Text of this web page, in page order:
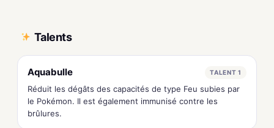
Talents
Aquabulle TALENT 1
Réduit les dégâts des capacités de type Feu subies par
le Pokémon. Il est également immunisé contre les
brûlures.